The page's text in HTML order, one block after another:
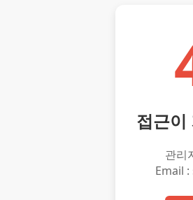
접근이
관리
Email